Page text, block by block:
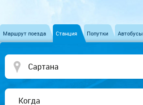
Маршрут поезда Станция Попутки Автобусы